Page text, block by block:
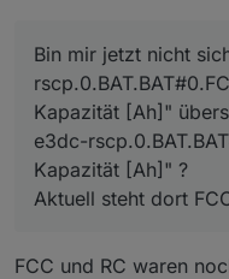
Bin mir jetzt nicht
Kapazität [Ah]"
e3dc-
Kapazität [Ah]" ?
Aktuell steht dort
FCC und RC waren